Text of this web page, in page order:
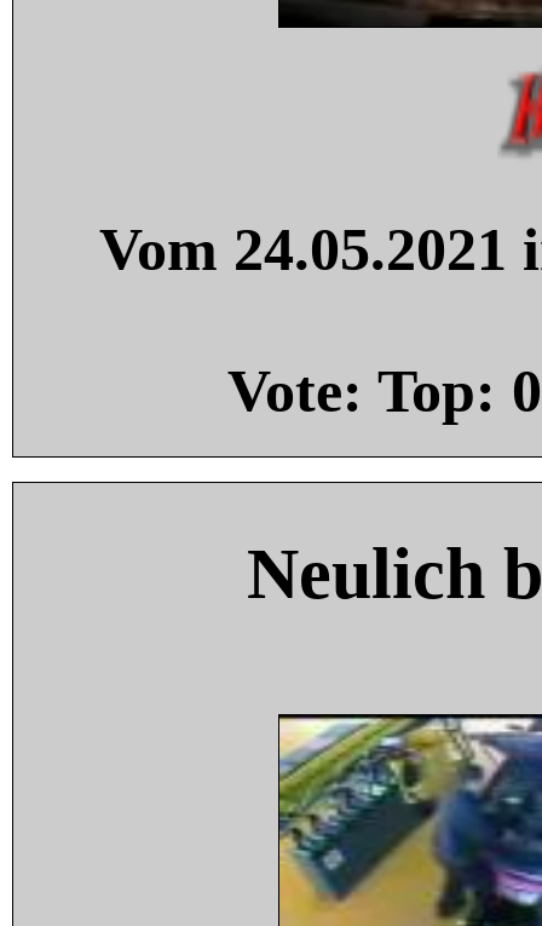
Vom
Vote: Top: 0
Neulich